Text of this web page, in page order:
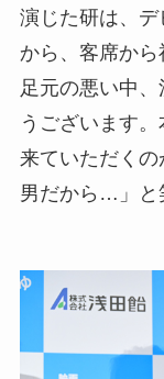
演じた研は、デ
から、客席か
足元の悪い中
うございます
来ていただく
男だから…」と